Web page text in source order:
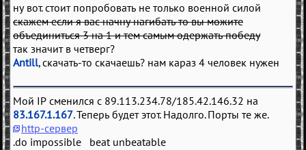
ну вот. стоит попробовать не только военной силой
скажем если я вас начну нагибать то вы можите
объединиться 3 на 1 и тем самым одержать победу
так значит в четверг?
Antill, скачать-то скачаешь? нам караз 4 человек нужен
Мой IP сменился с 89.113.234.78/185.42.146.32 на
83.167.1.167. Теперь будет этот. Надолго. Порты те же.
http-сервер
.do impossible beat unbeatable